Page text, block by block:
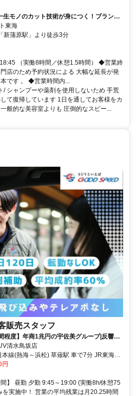
モノのカット技術が身につく！ブランク
東海
本線「新蒲原駅」より徒歩3分
（実働8時間／休憩1.5時間） ◆営業終
店のため予約状況による 大幅な延長が発
です 。 ◆営業時間内...
/ シャンプーや薬剤を使用しないため 手荒
て復帰しています 1日を通してお客様をカ
般的な美容室よりも 圧倒的なスピー...
販売スタッフ
程度】年商1兆円の宇佐美グループ|反響営
給5日
清水鳥坂店
線(熱海～浜松) 草薙駅 車で7分 JR東海道
で16分 JR東海道本線(熱海～浜松) 清水駅
車で5分
円
】 昼勤 夕勤 9:45～19:00 (実働8h/休憩75
実施中！ 営業の平均残業は月20.25時間